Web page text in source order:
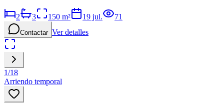
2 3 150 m² 19 jul. 71
Contactar Ver detalles
1/18
Arriendo temporal